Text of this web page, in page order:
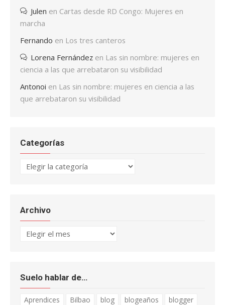
Julen en Cartas desde RD Congo: Mujeres en
marcha
Fernando en Los tres canteros
Lorena Fernández en Las sin nombre: mujeres en
ciencia a las que arrebataron su visibilidad
Antonoi en Las sin nombre: mujeres en ciencia a las
que arrebataron su visibilidad
Categorías
Categorías
Archivo
Archivo
Suelo hablar de…
Aprendices Bilbao blog blogeaños
blogger